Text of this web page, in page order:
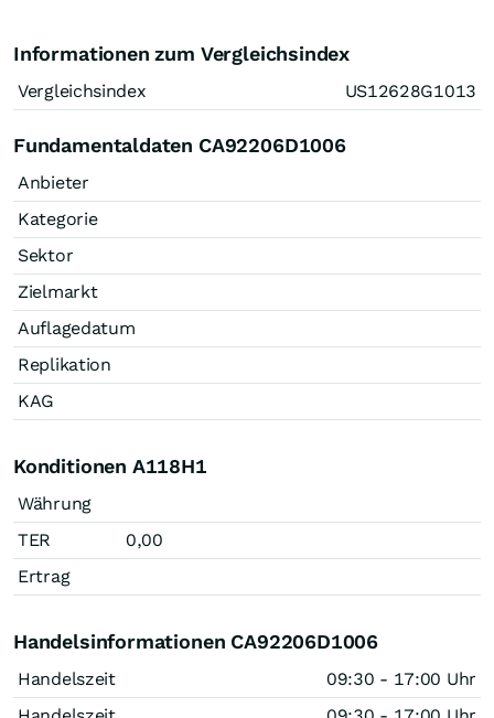
Informationen zum Vergleichsindex
Vergleichsindex US12628G1013
Fundamentaldaten CA92206D1006
Anbieter
Kategorie
Sektor
Zielmarkt
Auflagedatum
Replikation
KAG
Konditionen A118H1
Währung
TER
0,00
Ertrag
Handelsinformationen CA92206D1006
Handelszeit
09:30 - 17:00 Uhr